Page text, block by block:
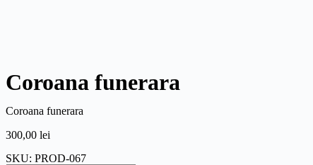
Coroana funerara
Coroana funerara
300,00 lei
SKU: PROD-067